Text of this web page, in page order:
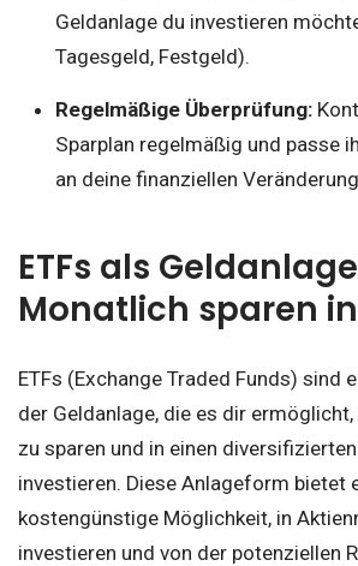
Geldanlage du investieren
Tagesgeld, Festgeld).
Regelmäßige Überprüfung:
Sparplan regelmäßig und passe
an deine finanziellen
ETFs als
Monatlich sparen
ETFs (Exchange Traded Funds) sind
der Geldanlage, die es dir
zu sparen und in einen
investieren. Diese Anlageform bietet
kostengünstige Möglichkeit, in
investieren und von der potenziellen